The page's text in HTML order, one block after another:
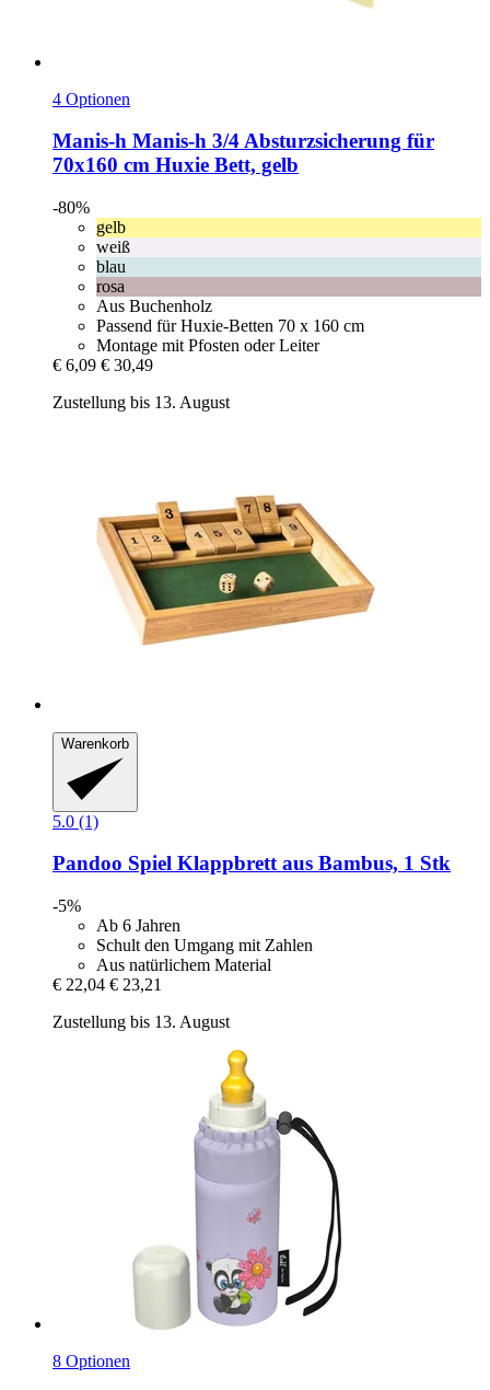
4 Optionen
Manis-h Manis-​h 3/4 Absturzsicherung für
70x160 cm Huxie Bett, gelb
-80%
gelb
weiß
blau
rosa
Aus Buchenholz
Passend für Huxie-Betten 70 x 160 cm
Montage mit Pfosten oder Leiter
€ 6,09 € 30,49
Zustellung bis 13. August
Warenkorb
5.0 (1)
Pandoo Spiel Klappbrett aus Bambus, 1 Stk
-5%
Ab 6 Jahren
Schult den Umgang mit Zahlen
Aus natürlichem Material
€ 22,04 € 23,21
Zustellung bis 13. August
8 Optionen